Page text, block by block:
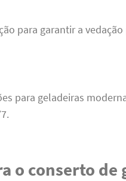
para garantir a vedação
para geladeiras
o conserto de